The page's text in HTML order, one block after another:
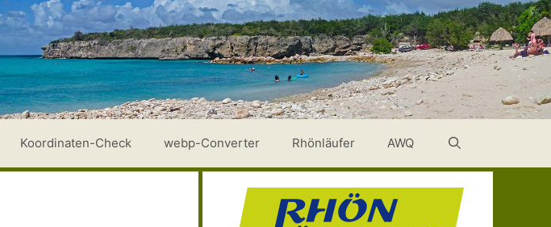
Koordinaten-Check webp-Converter Rhönläufer AWQ